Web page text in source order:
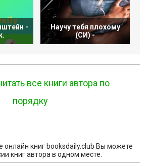
-
Научу тебя плохому
(СИ) -
все книги автора по
порядку
онлайн книг booksdaily.club Вы можете
книг автора в одном месте.